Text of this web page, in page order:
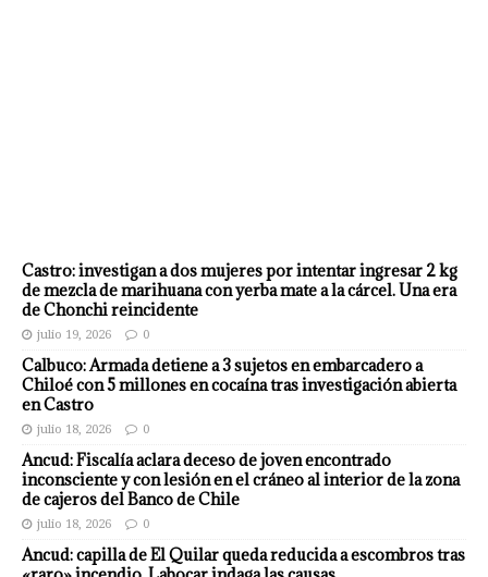
Castro: investigan a dos mujeres por intentar ingresar 2 kg
de mezcla de marihuana con yerba mate a la cárcel. Una era
de Chonchi reincidente
julio 19, 2026 0
Calbuco: Armada detiene a 3 sujetos en embarcadero a
Chiloé con 5 millones en cocaína tras investigación abierta
en Castro
julio 18, 2026 0
Ancud: Fiscalía aclara deceso de joven encontrado
inconsciente y con lesión en el cráneo al interior de la zona
de cajeros del Banco de Chile
julio 18, 2026 0
Ancud: capilla de El Quilar queda reducida a escombros tras